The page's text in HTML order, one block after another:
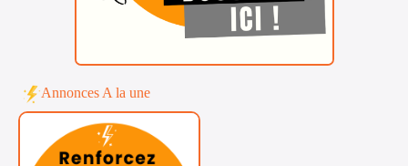
Annonces A la une